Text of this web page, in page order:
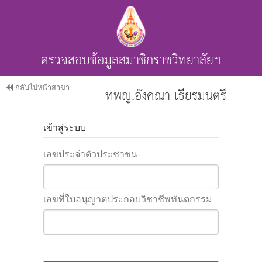
ตรวจสอบข้อมูลสมาชิกราชวิทยาลัยฯ
กลับไปหน้าสาขา ทพญ.อังคณา เธียรมนตรี
เข้าสู่ระบบ
เลขประจำตัวประชาชน
เลขที่ใบอนุญาตประกอบวิชาชีพทันตกรรม